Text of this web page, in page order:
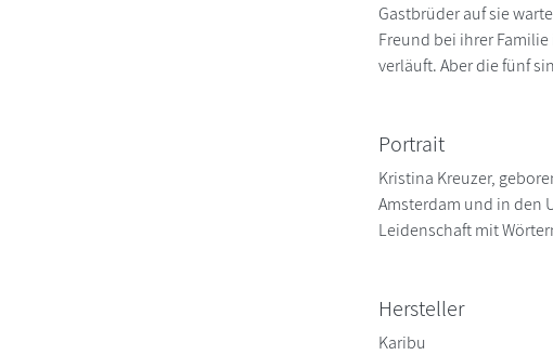
Gastbrüder auf sie
Freund bei ihrer
verläuft. Aber die fünf
Portrait
Kristina Kreuzer,
Amsterdam und in den
Leidenschaft mit
Hersteller
Karibu